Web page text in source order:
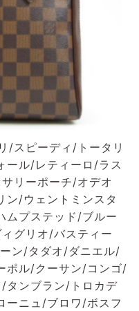
/スピーディ/トータリ
ール/レティーロ/ラス
リーポーチ/オデオ
ン/ウェントミンスタ
ムプステッド/ブルー
グリオ/バスティー
ン/タダオ/ダニエル/
ポル/クーサン/コンゴ/
タンブラン/トロカデ
ーニュ/ブロワ/ボスフ